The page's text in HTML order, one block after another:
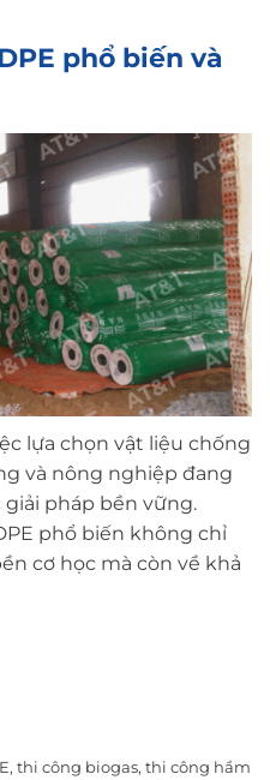
phổ biến và
lựa chọn vật liệu chống
và nông nghiệp đang
pháp bền vững.
phổ biến không chỉ
cơ học mà còn về khả
, thi công biogas, thi công hầm